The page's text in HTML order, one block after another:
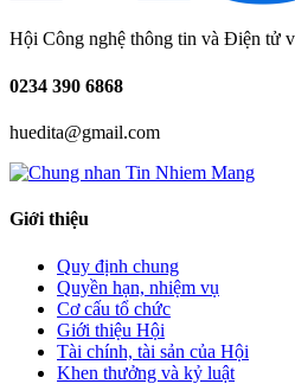
Hội Công nghệ thông tin và Điện tử
0234 390 6868
huedita@gmail.com
Giới thiệu
Quy định chung
Quyền hạn, nhiệm vụ
Cơ cấu tổ chức
Giới thiệu Hội
Tài chính, tài sản của Hội
Khen thưởng và kỷ luật